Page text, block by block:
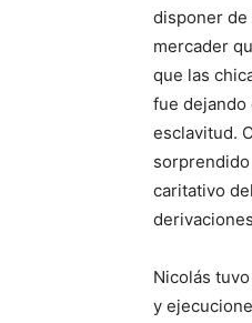
disponer de
mercader
que las
fue dejando
esclavitud.
caritativo
Nicolás
y